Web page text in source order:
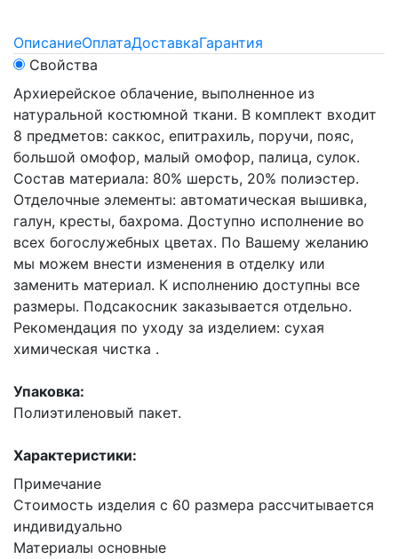
ОписаниеОплатаДоставкаГарантия
Свойства
Архиерейское облачение, выполненное из
натуральной костюмной ткани. В комплект входит
8 предметов: саккос, епитрахиль, поручи, пояс,
большой омофор, малый омофор, палица, сулок.
Состав материала: 80% шерсть, 20% полиэстер.
Отделочные элементы: автоматическая вышивка,
галун, кресты, бахрома. Доступно исполнение во
всех богослужебных цветах. По Вашему желанию
мы можем внести изменения в отделку или
заменить материал. К исполнению доступны все
размеры. Подсакосник заказывается отдельно.
Рекомендация по уходу за изделием: сухая
химическая чистка .
Упаковка:
Полиэтиленовый пакет.
Характеристики:
Примечание
Стоимость изделия с 60 размера рассчитывается
индивидуально
Материалы основные